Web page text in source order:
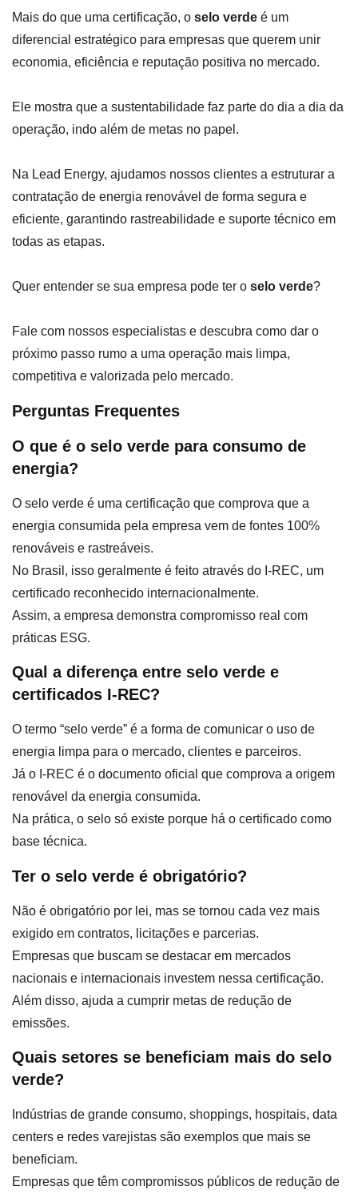
Mais do que uma certificação, o selo verde é um
diferencial estratégico para empresas que querem unir
economia, eficiência e reputação positiva no mercado.
Ele mostra que a sustentabilidade faz parte do dia a dia da
operação, indo além de metas no papel.
Na Lead Energy, ajudamos nossos clientes a estruturar a
contratação de energia renovável de forma segura e
eficiente, garantindo rastreabilidade e suporte técnico em
todas as etapas.
Quer entender se sua empresa pode ter o selo verde?
Fale com nossos especialistas e descubra como dar o
próximo passo rumo a uma operação mais limpa,
competitiva e valorizada pelo mercado.
Perguntas Frequentes
O que é o selo verde para consumo de
energia?
O selo verde é uma certificação que comprova que a
energia consumida pela empresa vem de fontes 100%
renováveis e rastreáveis.
No Brasil, isso geralmente é feito através do I-REC, um
certificado reconhecido internacionalmente.
Assim, a empresa demonstra compromisso real com
práticas ESG.
Qual a diferença entre selo verde e
certificados I-REC?
O termo “selo verde” é a forma de comunicar o uso de
energia limpa para o mercado, clientes e parceiros.
Já o I-REC é o documento oficial que comprova a origem
renovável da energia consumida.
Na prática, o selo só existe porque há o certificado como
base técnica.
Ter o selo verde é obrigatório?
Não é obrigatório por lei, mas se tornou cada vez mais
exigido em contratos, licitações e parcerias.
Empresas que buscam se destacar em mercados
nacionais e internacionais investem nessa certificação.
Além disso, ajuda a cumprir metas de redução de
emissões.
Quais setores se beneficiam mais do selo
verde?
Indústrias de grande consumo, shoppings, hospitais, data
centers e redes varejistas são exemplos que mais se
beneficiam.
Empresas que têm compromissos públicos de redução de